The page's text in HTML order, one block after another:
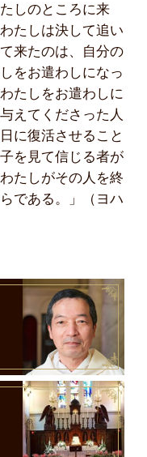
しのところに来
たしは決して追い
来たのは、自分の
をお遣わしになっ
たしをお遣わしに
えてくださった人
に復活させること
を見て信じる者が
たしがその人を終
である。」（ヨハ